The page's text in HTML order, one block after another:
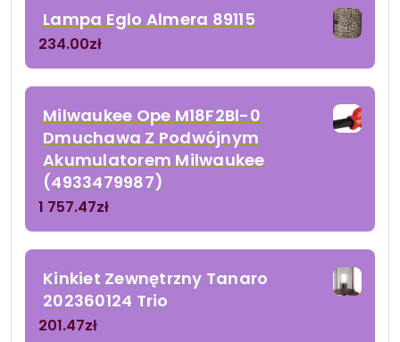
Lampa Eglo Almera 89115
234.00zł
Milwaukee Ope M18F2Bl-0
Dmuchawa Z Podwójnym
Akumulatorem Milwaukee
(4933479987)
1 757.47zł
Kinkiet Zewnętrzny Tanaro
202360124 Trio
201.47zł